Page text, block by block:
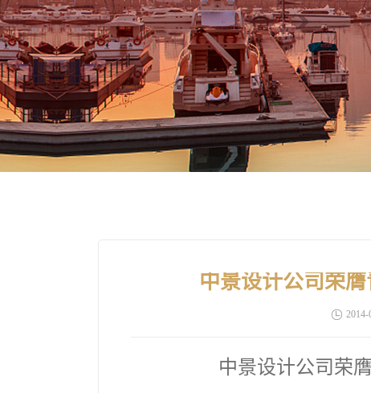
中景设计公司荣
2014-
中景设计公司荣